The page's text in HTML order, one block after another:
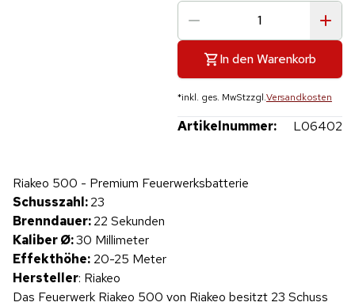
In den Warenkorb
*inkl. ges. MwStzzgl.Versandkosten
Artikelnummer: L06402
Produktvideo
Riakeo 500 - Premium Feuerwerksbatterie
Schusszahl:23
Brenndauer:22 Sekunden
Kaliber Ø:30 Millimeter
Effekthöhe: 20-25 Meter
Hersteller: Riakeo
Das Feuerwerk Riakeo 500 von Riakeo besitzt 23 Schuss